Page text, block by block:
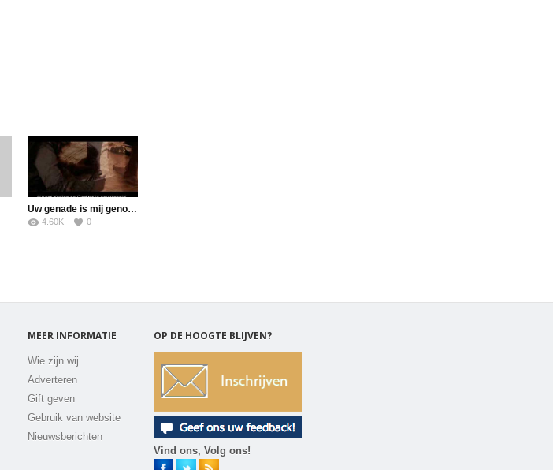
Uw genade is mij genoeg
4.60K 0
MEER INFORMATIE
Wie zijn wij
Adverteren
Gift geven
Gebruik van website
Nieuwsberichten
OP DE HOOGTE BLIJVEN?
Vind ons, Volg ons!